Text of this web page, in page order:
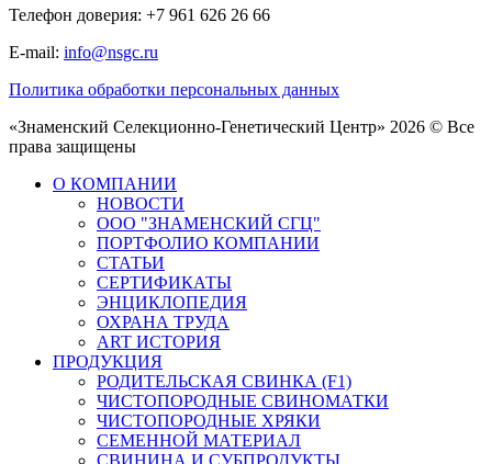
Телефон доверия: +7 961 626 26 66
E-mail: info@nsgc.ru
Политика обработки персональных данных
«Знаменский Селекционно-Генетический Центр» 2026 © Все
права защищены
О КОМПАНИИ
НОВОСТИ
ООО "ЗНАМЕНСКИЙ СГЦ"
ПОРТФОЛИО КОМПАНИИ
СТАТЬИ
СЕРТИФИКАТЫ
ЭНЦИКЛОПЕДИЯ
ОХРАНА ТРУДА
ART ИСТОРИЯ
ПРОДУКЦИЯ
РОДИТЕЛЬСКАЯ СВИНКА (F1)
ЧИСТОПОРОДНЫЕ СВИНОМАТКИ
ЧИСТОПОРОДНЫЕ ХРЯКИ
СЕМЕННОЙ МАТЕРИАЛ
СВИНИНА И СУБПРОДУКТЫ